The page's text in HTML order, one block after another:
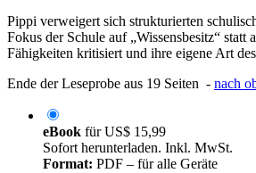
Pippi verweigert sich strukturierten
Fokus der Schule auf „Wissensbesitz“ statt
Fähigkeiten kritisiert und ihre eigene Art
Ende der Leseprobe aus 19 Seiten - nach
eBook fürUS$ 15,99
Sofort herunterladen. Inkl. MwSt.
Format: PDF – für alle Geräte